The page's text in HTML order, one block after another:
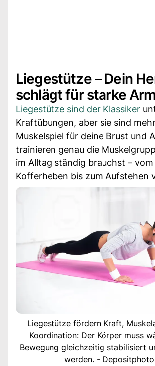
Liegestütze – Dein
schlägt für starke
Liegestütze sind der Klassiker
Kraftübungen, aber sie sind
Muskelspiel für deine Brust und
trainieren genau die
im Alltag ständig brauchst – vom
Kofferheben bis zum Aufstehen
Liegestütze fördern Kraft,
Koordination: Der Körper muss
Bewegung gleichzeitig stabilisiert
werden. -